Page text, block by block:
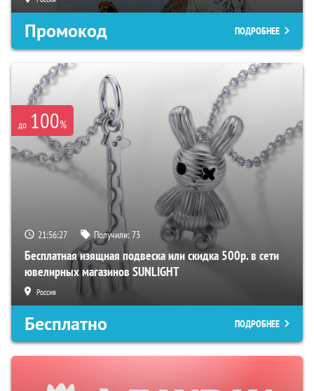
Промокод ПОДРОБНЕЕ
до 100%
21:56:26 Получили:73
Бесплатная изящная подвеска или скидка 500р. в сети
ювелирных магазинов SUNLIGHT
Россия
Бесплатно ПОДРОБНЕЕ